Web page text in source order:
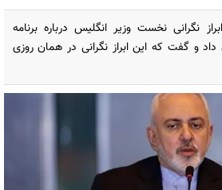
نگرانی نخست وزیر انگلیس درباره برنامه
و گفت که این ابراز نگرانی در همان روزی